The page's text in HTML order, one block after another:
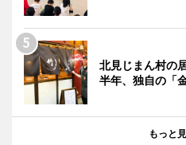
北見じまん村の
半年、独自の「
もっと